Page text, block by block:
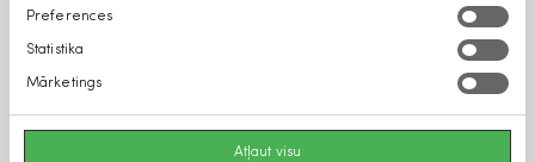
izvēle
Preferences
Statistika
Mārketings
Atļaut visu